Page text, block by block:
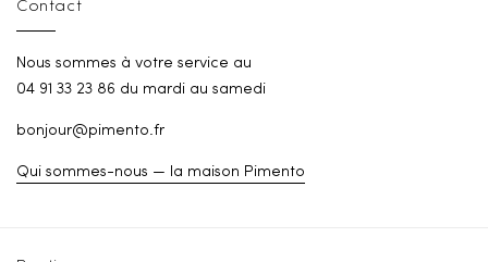
Contact
Nous sommes à votre service au
04 91 33 23 86 du mardi au samedi
bonjour@pimento.fr
Qui sommes-nous — la maison Pimento